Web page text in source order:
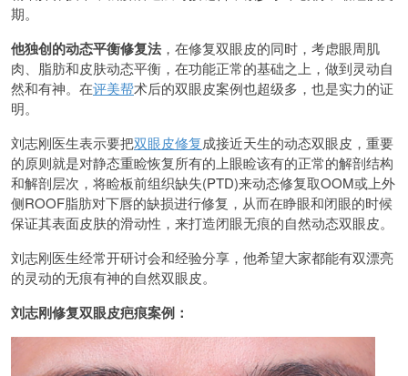
期。
他独创的动态平衡修复法，在修复双眼皮的同时，考虑眼周肌
肉、脂肪和皮肤动态平衡，在功能正常的基础之上，做到灵动自
然和有神。在评美帮术后的双眼皮案例也超级多，也是实力的证
明。
刘志刚医生表示要把双眼皮修复成接近天生的动态双眼皮，重要
的原则就是对静态重睑恢复所有的上眼睑该有的正常的解剖结构
和解剖层次，将睑板前组织缺失(PTD)来动态修复取OOM或上外
侧ROOF脂肪对下唇的缺损进行修复，从而在睁眼和闭眼的时候
保证其表面皮肤的滑动性，来打造闭眼无痕的自然动态双眼皮。
刘志刚医生经常开研讨会和经验分享，他希望大家都能有双漂亮
的灵动的无痕有神的自然双眼皮。
刘志刚修复双眼皮疤痕案例：